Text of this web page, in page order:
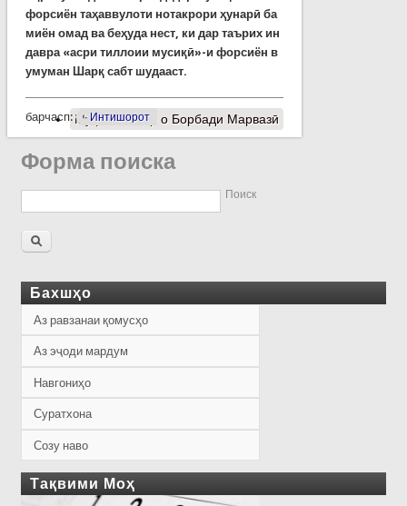
форсиён таҳаввулоти нотакрори ҳунарӣ ба
миён омад ва беҳуда нест, ки дар таърих ин
давра «асри тиллоии мусиқӣ»-и форсиён в
умуман Шарқ сабт шудааст.
барчасп: Интишорот
Муфассалтар о Борбади Марвазӣ
Форма поиска
Поиск
Бахшҳо
Аз равзанаи қомусҳо
Аз эҷоди мардум
Навгониҳо
Суратхона
Созу наво
Тақвими Моҳ